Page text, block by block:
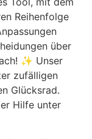
Reihenfolge
über
✨ Unser
zufälligen
Glücksrad.
Hilfe unter